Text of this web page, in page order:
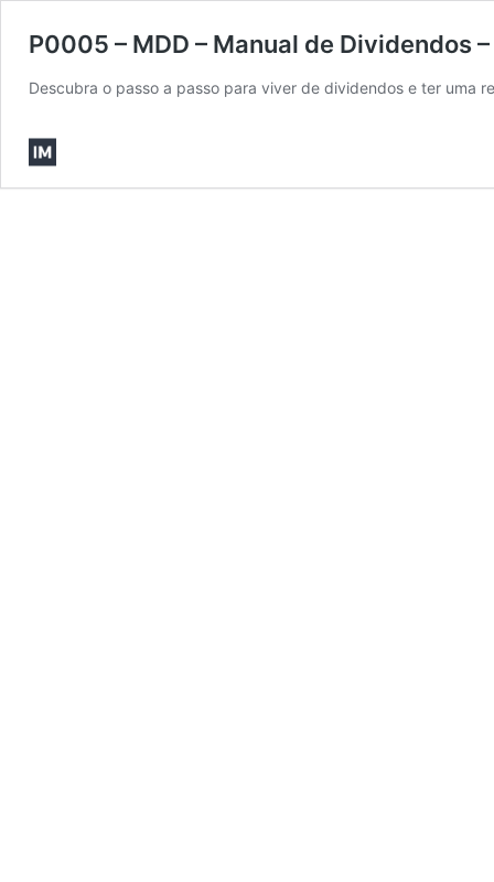
P0005 – MDD – Manual de Dividendos
Descubra o passo a passo para viver de dividendos e ter uma